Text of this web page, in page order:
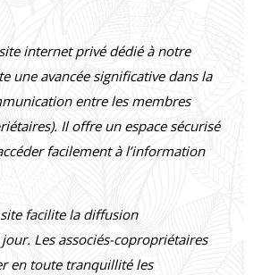
internet privé dédié à notre
une avancée significative dans la
entre les membres
Il offre un espace sécurisé
facilement à l’information
site facilite la diffusion
Les associés-copropriétaires
en toute tranquillité les